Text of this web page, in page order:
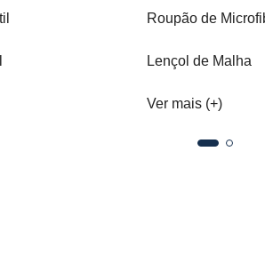
Roupão de
Lençol de Malha
Ver mais (+)